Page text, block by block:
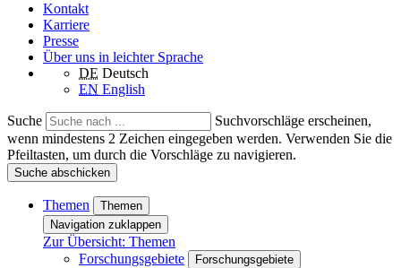
Kontakt
Karriere
Presse
Über uns in leichter Sprache
DE Deutsch
EN English
Suche
Suchvorschläge erscheinen,
wenn mindestens 2 Zeichen eingegeben werden. Verwenden Sie die
Pfeiltasten, um durch die Vorschläge zu navigieren.
Suche abschicken
Themen
Themen
Navigation zuklappen
Zur Übersicht: Themen
Forschungsgebiete
Forschungsgebiete